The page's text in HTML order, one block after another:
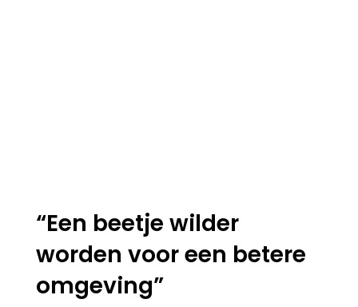
“Een beetje wilder
worden voor een betere
omgeving”